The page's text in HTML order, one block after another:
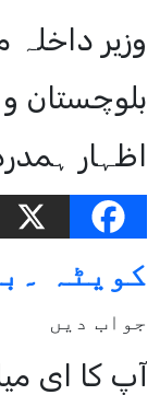
وزیر
بلوچستان
اظہار
کویٹہ
جواب دیں
آپ کا ای